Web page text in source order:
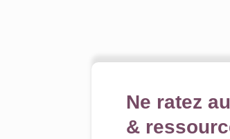
Ne ratez
&